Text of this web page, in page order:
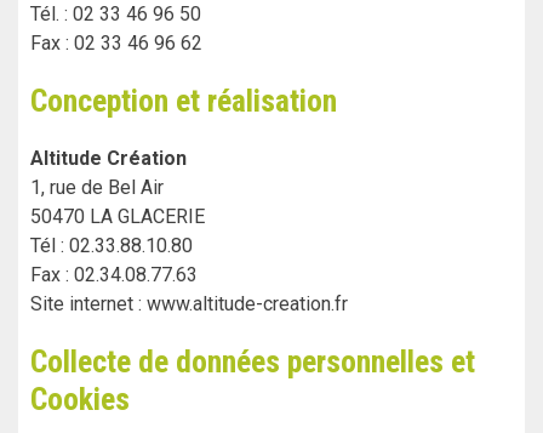
Tél. : 02 33 46 96 50
Fax : 02 33 46 96 62
Conception et réalisation
Altitude Création
1, rue de Bel Air
50470 LA GLACERIE
Tél : 02.33.88.10.80
Fax : 02.34.08.77.63
Site internet : www.altitude-creation.fr
Collecte de données personnelles et
Cookies